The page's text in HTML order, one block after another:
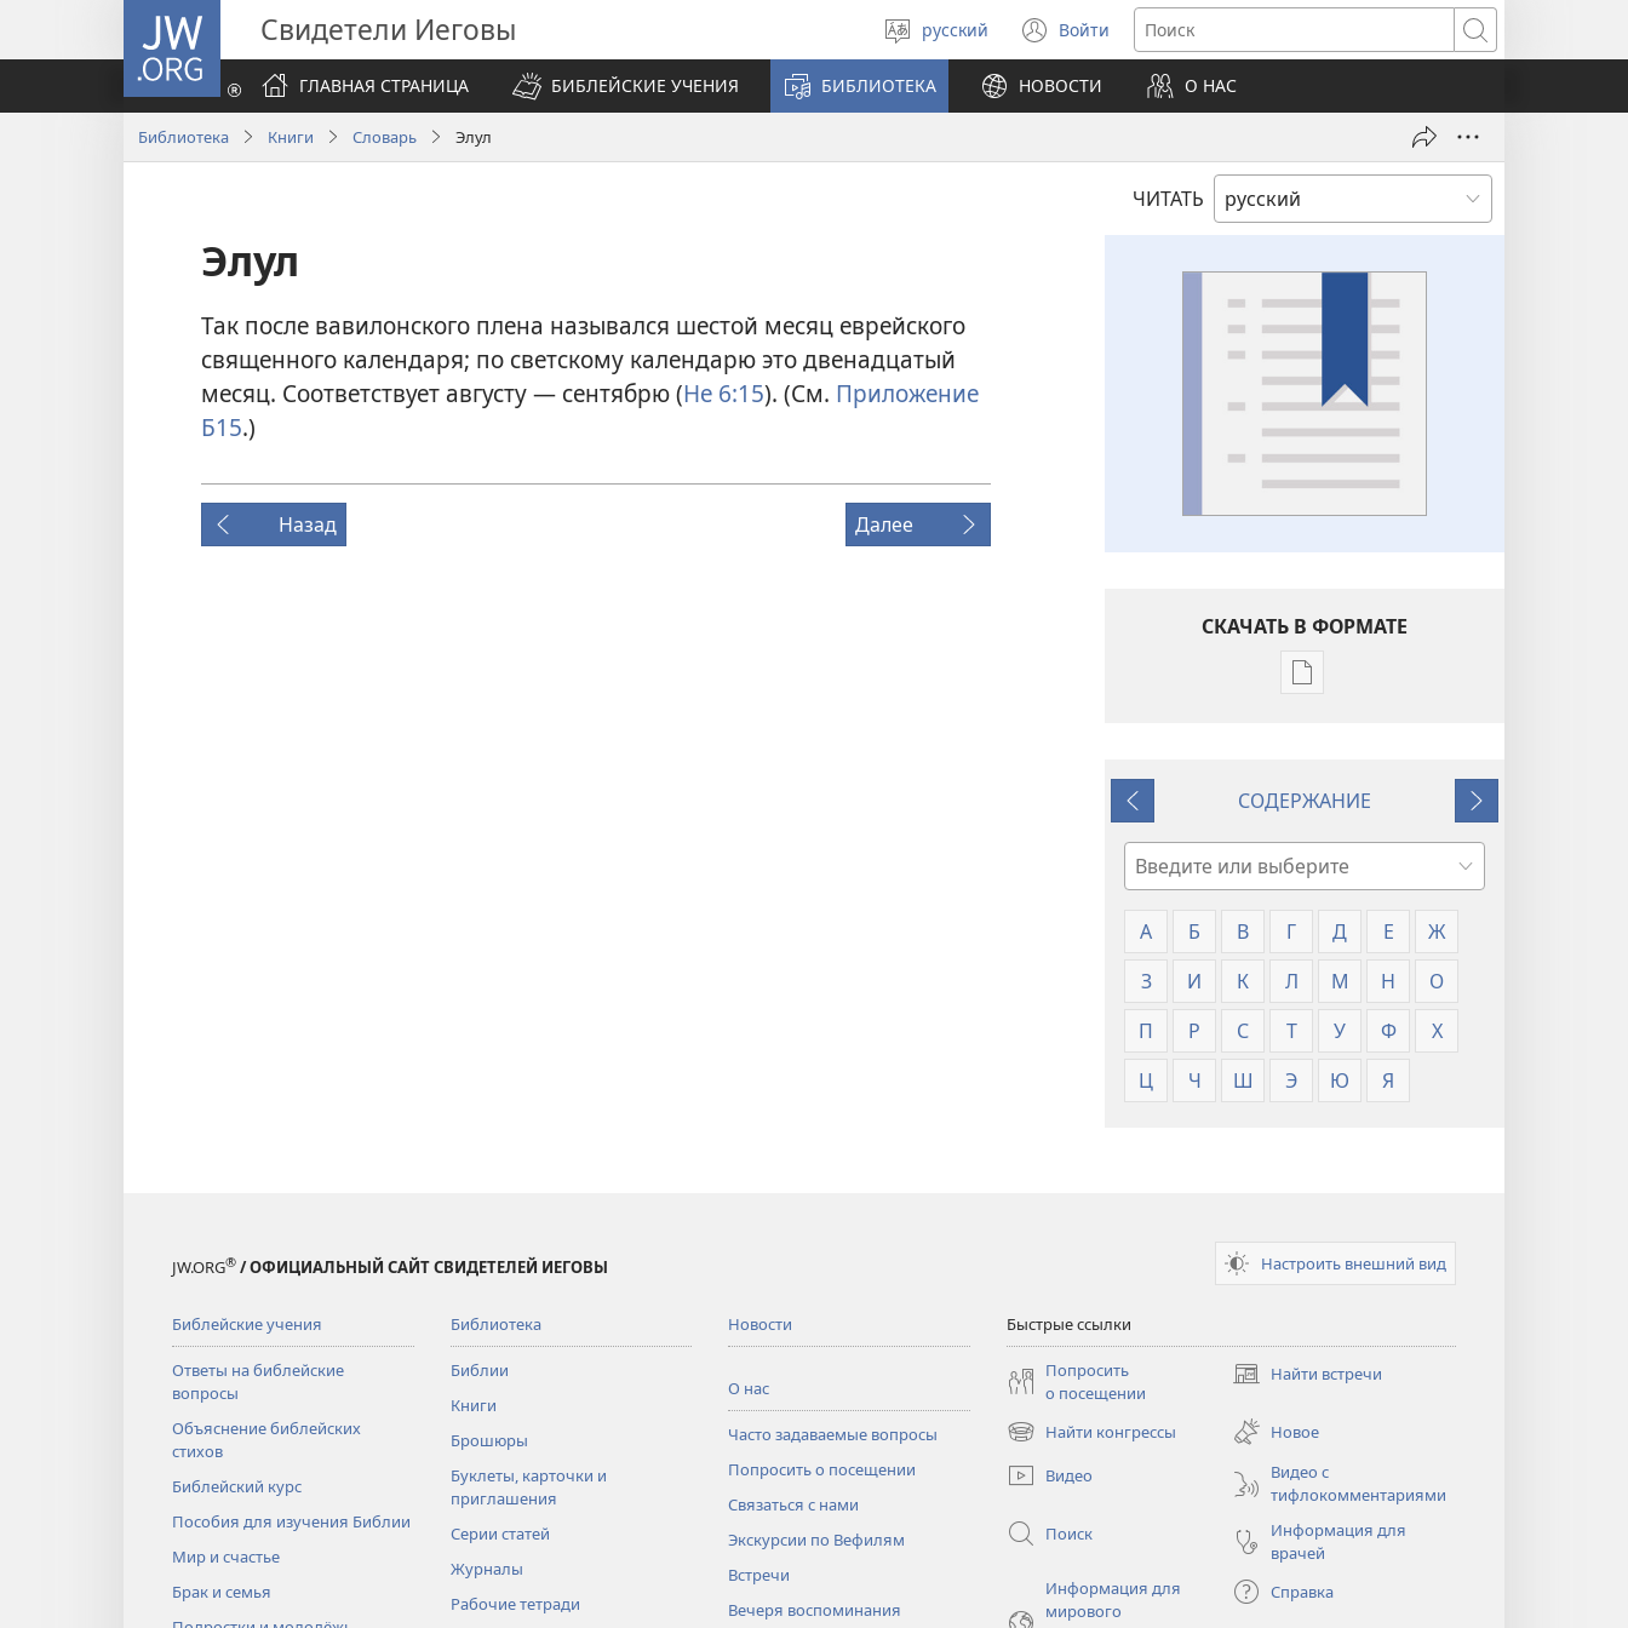
JW.ORG Свидетели Иеговы
Выберите
язык
русский Войти
(открывается
в
новом
окне)
Поиск
ГЛАВНАЯ СТРАНИЦА
БИБЛЕЙСКИЕ УЧЕНИЯ БИБЛИОТЕКА НОВОСТИ О НАС
Библиотека Книги Словарь Элул
ЧИТАТЬ
Элул
Так после вавилонского плена назывался шестой месяц еврейского
священного календаря; по светскому календарю это двенадцатый
месяц. Соответствует августу — сентябрю (Не 6:15). (См. Приложение
Б15.)
Назад Далее
СКАЧАТЬ В ФОРМАТЕ
Варианты
Назад
СОДЕРЖАНИЕ
Далее
Поиск
А
Б В Г Д Е
Ж
З
И К Л М Н
О
П
Р С Т У Ф
Х
Ц
Ч Ш Э Ю Я
JW.ORG® / ОФИЦИАЛЬНЫЙ САЙТ СВИДЕТЕЛЕЙ ИЕГОВЫ Настроить внешний вид
Библейские учения
Ответы на библейские
вопросы
Объяснение библейских
стихов
Библейский курс
Пособия для изучения Библии
Мир и счастье
Брак и семья
Библиотека
Библии
Книги
Брошюры
Буклеты, карточки и
приглашения
Серии статей
Журналы
Рабочие тетради
Новости
О нас
Часто задаваемые вопросы
Попросить о посещении
Связаться с нами
Экскурсии по Вефилям
Встречи
Вечеря воспоминания
Быстрые ссылки
Попросить
о посещении
Найти встречи
(открывается
новом
Найти конгрессы
(открывается
в
новом
Новое
Видео
Видео с
тифлокомментариями
Поиск
Информация для
врачей
Информация для
мирового
Справка